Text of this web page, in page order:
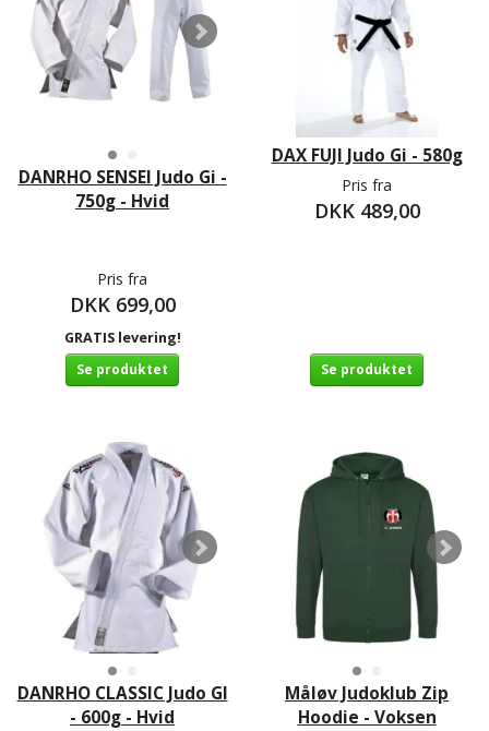
DANRHO SENSEI Judo Gi -
750g - Hvid
Pris fra
DKK 699,00
GRATIS levering!
Se produktet
DAX FUJI Judo Gi - 580g
Pris fra
DKK 489,00
Se produktet
DANRHO CLASSIC Judo GI
- 600g - Hvid
Måløv Judoklub Zip
Hoodie - Voksen